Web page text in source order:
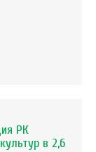
РК
в 2,6